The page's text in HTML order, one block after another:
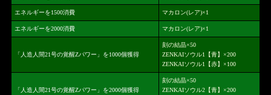
エネルギーを1500消費 マカロン(レア)×1
エネルギーを2000消費 マカロン(レア)×1
「人造人間21号の覚醒Zパワー」を1000個獲得
刻の結晶×50
ZENKAIソウル1【青】×200
ZENKAIソウル1【赤】×100
「人造人間21号の覚醒Zパワー」を2000個獲得
刻の結晶×50
ZENKAIソウル2【青】×200